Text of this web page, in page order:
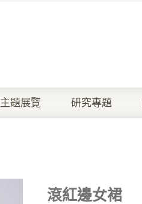
主題展覽 研究專題
滾紅邊女裙